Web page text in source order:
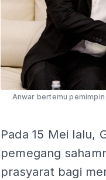
Anwar bertemu
Pada 15 Mei lalu,
pemegang
prasyarat bagi